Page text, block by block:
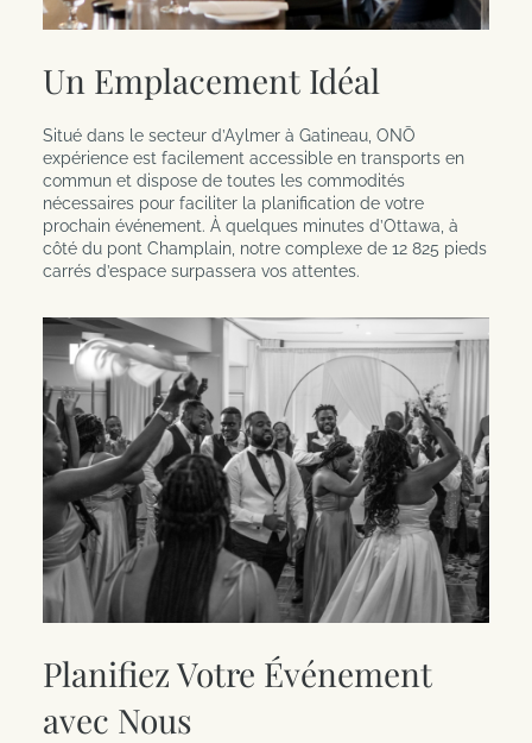
Un Emplacement Idéal
Situé dans le secteur d’Aylmer à Gatineau, ONŌ
expérience est facilement accessible en transports en
commun et dispose de toutes les commodités
nécessaires pour faciliter la planification de votre
prochain événement. À quelques minutes d’Ottawa, à
côté du pont Champlain, notre complexe de 12 825 pieds
carrés d’espace surpassera vos attentes.
Planifiez Votre Événement
avec Nous